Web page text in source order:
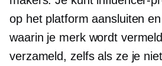
op het platform aansluiten
waarin je merk wordt
verzameld, zelfs als ze je